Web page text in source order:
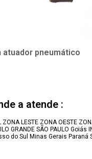
atuador pneumático
a atende :
ZONA LESTE ZONA OESTE
GRANDE SÃO PAULO Goiás
do Sul Minas Gerais Paraná